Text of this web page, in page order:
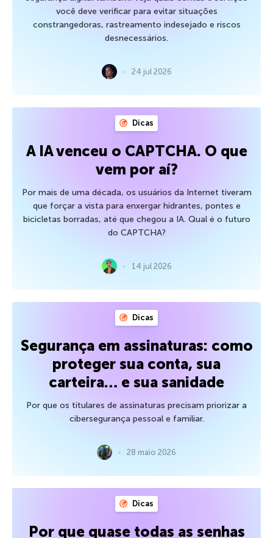
você deve verificar para evitar situações
constrangedoras, rastreamento indesejado e riscos
desnecessários.
24 jul 2026
Dicas
A IA venceu o CAPTCHA. O que
vem por aí?
Por mais de uma década, os usuários da Internet tiveram
que forçar a vista para enxergar hidrantes, pontes e
bicicletas borradas, até que chegou a IA. Qual é o futuro
do CAPTCHA?
14 jul 2026
Dicas
Segurança em assinaturas: como
proteger sua conta, sua
carteira… e sua sanidade
Por que os titulares de assinaturas precisam priorizar a
cibersegurança pessoal e familiar.
28 maio 2026
Dicas
Por que quase todas as senhas